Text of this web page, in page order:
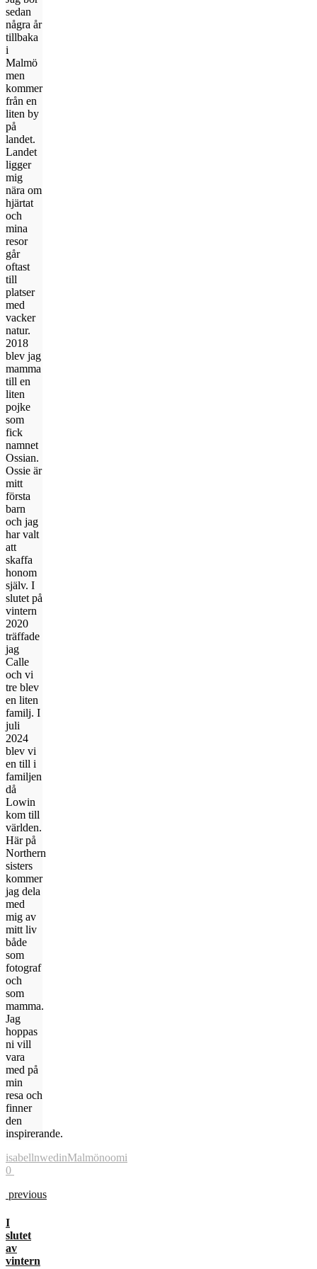
sedan
några år
tillbaka
i
Malmö
men
kommer
från en
liten by
på
landet.
Landet
ligger
mig
nära om
hjärtat
och
mina
resor
går
oftast
till
platser
med
vacker
natur.
2018
blev jag
mamma
till en
liten
pojke
som
fick
namnet
Ossian.
Ossie är
mitt
första
barn
och jag
har valt
att
skaffa
honom
själv. I
slutet på
vintern
2020
träffade
jag
Calle
och vi
tre blev
en liten
familj. I
juli
2024
blev vi
en till i
familjen
då
Lowin
kom till
världen.
Här på
Northern
sisters
kommer
jag dela
med
mig av
mitt liv
både
som
fotograf
och
som
mamma.
Jag
hoppas
ni vill
vara
med på
min
resa och
finner
den
inspirerande.
isabellnwedinMalmönoomi
0
previous
I
slutet
av
vintern